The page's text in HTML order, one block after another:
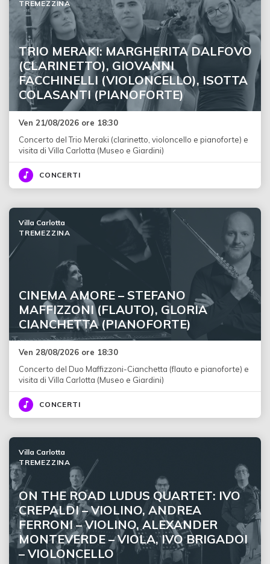
TRIO MERAKI: MARGHERITA DALFOVO
(CLARINETTO), GIOVANNI
FACCHINELLI (VIOLONCELLO), ISOTTA
COLASANTI (PIANOFORTE)
TREMEZZINA
Ven 21/08/2026 ore 18:30
Concerto del Trio Meraki (clarinetto, violoncello e pianoforte) e
visita di Villa Carlotta (Museo e Giardini)
CONCERTI
CINEMA AMORE – STEFANO
MAFFIZZONI (FLAUTO), GLORIA
CIANCHETTA (PIANOFORTE)
Villa Carlotta
TREMEZZINA
Ven 28/08/2026 ore 18:30
Concerto del Duo Maffizzoni-Cianchetta (flauto e pianoforte) e
visita di Villa Carlotta (Museo e Giardini)
CONCERTI
ON THE ROAD LUDUS QUARTET: IVO
CREPALDI – VIOLINO, ANDREA
FERRONI – VIOLINO, ALEXANDER
MONTEVERDE – VIOLA, IVO BRIGADOI
– VIOLONCELLO
Villa Carlotta
TREMEZZINA